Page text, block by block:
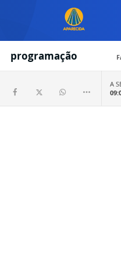
programação
A